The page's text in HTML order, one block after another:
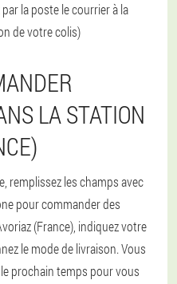
la poste le courrier à la
de votre colis)
LA STATION
remplissez les champs avec
pour commander des
(France), indiquez votre
le mode de livraison. Vous
prochain temps pour vous